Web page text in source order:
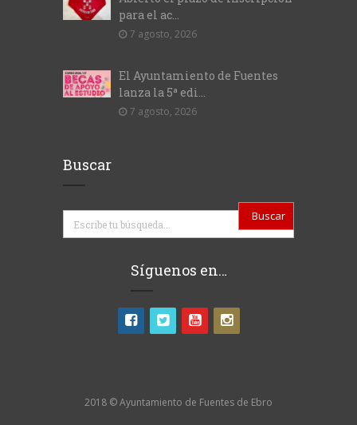
para el ac...
7 agosto, 2026
El Ayuntamiento de Fuentes
lanza la 5ª edi...
7 agosto, 2026
Buscar
Buscar
Síguenos en…
2018 © Ayuntamiento de Fuentes de Ebro